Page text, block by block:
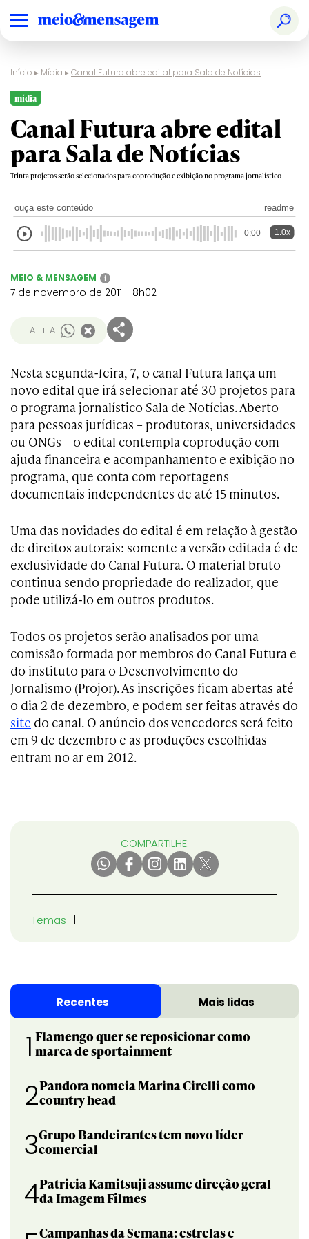
Início ▸ Mídia ▸Canal Futura abre edital para Sala de Notícias
mídia
Canal Futura abre edital
para Sala de Notícias
Trinta projetos serão selecionados para coprodução e exibição no programa jornalístico
ouça este conteúdo readme
0:00 1.0x
MEIO & MENSAGEM i
7 de novembro de 2011 - 8h02
- A + A
Nesta segunda-feira, 7, o canal Futura lança um
novo edital que irá selecionar até 30 projetos para
o programa jornalístico Sala de Notícias. Aberto
para pessoas jurídicas – produtoras, universidades
ou ONGs – o edital contempla coprodução com
ajuda financeira e acompanhamento e exibição no
programa, que conta com reportagens
documentais independentes de até 15 minutos.
Uma das novidades do edital é em relação à gestão
de direitos autorais: somente a versão editada é de
exclusividade do Canal Futura. O material bruto
continua sendo propriedade do realizador, que
pode utilizá-lo em outros produtos.
Todos os projetos serão analisados por uma
comissão formada por membros do Canal Futura e
do instituto para o Desenvolvimento do
Jornalismo (Projor). As inscrições ficam abertas até
o dia 2 de dezembro, e podem ser feitas através do
site do canal. O anúncio dos vencedores será feito
em 9 de dezembro e as produções escolhidas
entram no ar em 2012.
COMPARTILHE:
Temas
Recentes Mais lidas
1 Flamengo quer se reposicionar como
marca de sportainment
2Pandora nomeia Marina Cirelli como
country head
3Grupo Bandeirantes tem novo líder
comercial
4Patricia Kamitsuji assume direção geral
da Imagem Filmes
Campanhas da Semana: estrelas e